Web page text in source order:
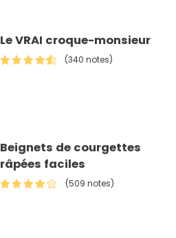
Le VRAI croque-monsieur
(340 notes)
Beignets de courgettes
râpées faciles
(509 notes)